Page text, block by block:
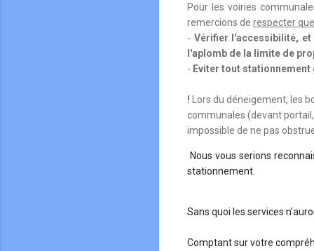
Pour les voiries
remercions de respecter
- Vérifier l'accessibilité,
l'aplomb de la limite de
- Eviter tout stationnement
!
Lors du déneigement, les
communales (devant
impossible de ne pas
Nous vous serions
stationnement.
Sans quoi les services
Comptant sur votre